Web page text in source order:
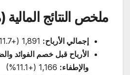
ملخص النتائج المالية
إجمالي الأرباح:
الأرباح قبل خصم الفوائد
والإطفاء: